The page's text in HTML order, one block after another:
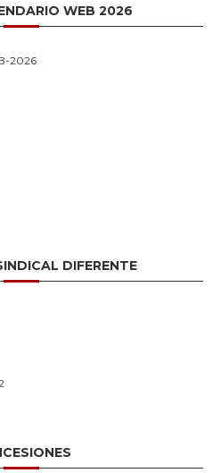
WEB 2026
DIFERENTE